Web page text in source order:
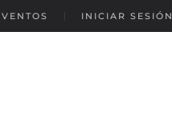
INICIAR SESIÓN